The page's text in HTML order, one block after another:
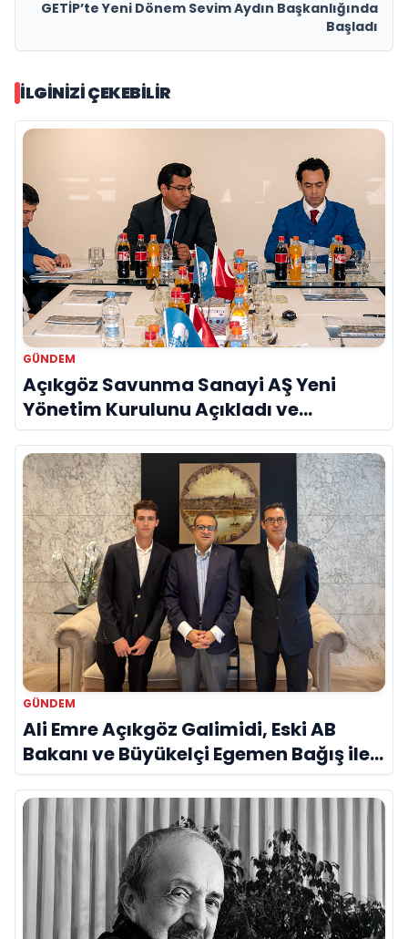
GETİP’te Yeni Dönem Sevim Aydın Başkanlığında
Başladı
İLGINIZI ÇEKEBILIR
GÜNDEM
Açıkgöz Savunma Sanayi AŞ Yeni
Yönetim Kurulunu Açıkladı ve
Savunma Sanayinde Küresel Vizyon
Vurgusu
GÜNDEM
Ali Emre Açıkgöz Galimidi, Eski AB
Bakanı ve Büyükelçi Egemen Bağış ile
Bir Araya Geldi